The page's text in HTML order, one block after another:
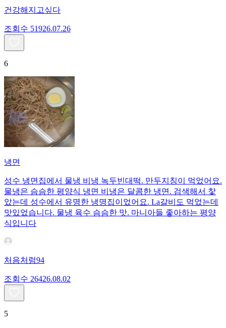
건강해지고싶다
조회수 51926.07.26
6
냉면
성수 냉면집에서 물냉 비냉 녹두빈대떡. 만두지칭이 먹었어요.
물냉은 슴슴한 평양식 냉면 비냉은 달콤한 냉면. 검색해서 찿
았는데 성수에서 유명한 냉명집이었어요. La갈비도 먹었는데
맛있었습니다. 물냉 육수 슴슴한 맛. 마니아들 좋아하는 평양
식입니다
처음처럼94
조회수 26426.08.02
5